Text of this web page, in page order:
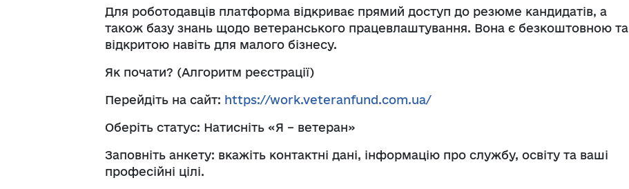
Для роботодавців платформа відкриває прямий доступ до резюме кандидатів, а
також базу знань щодо ветеранського працевлаштування. Вона є безкоштовною та
відкритою навіть для малого бізнесу.
Як почати? (Алгоритм реєстрації)
Перейдіть на сайт: https://work.veteranfund.com.ua/
Оберіть статус: Натисніть «Я – ветеран»
Заповніть анкету: вкажіть контактні дані, інформацію про службу, освіту та ваші
професійні цілі.